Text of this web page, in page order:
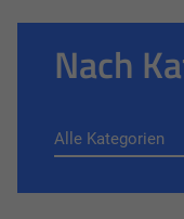
Nach